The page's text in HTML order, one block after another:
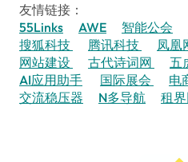
友情链接：
55Links
AWE 智能公会
搜狐科技
腾讯科技 凤凰
网站建设
古代诗词网 五
AI应用助手
国际展会
电
交流稳压器
N多导航 租